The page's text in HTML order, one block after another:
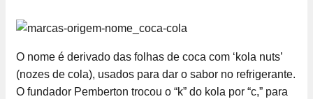
O nome é derivado das folhas de coca com ‘kola nuts’
(nozes de cola), usados para dar o sabor no refrigerante.
O fundador Pemberton trocou o “k” do kola por “c,” para